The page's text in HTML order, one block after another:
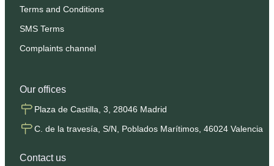
Terms and Conditions
SMS Terms
Complaints channel
Our offices
Plaza de Castilla, 3, 28046 Madrid
C. de la travesía, S/N, Poblados Marítimos, 46024 Valencia
Contact us